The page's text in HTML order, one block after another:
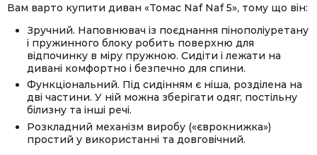
Вам варто купити диван «Томас Naf Naf 5», тому що він:
Зручний. Наповнювач із поєднання пінополіуретану
і пружинного блоку робить поверхню для
відпочинку в міру пружною. Сидіти і лежати на
дивані комфортно і безпечно для спини.
Функціональний. Під сидінням є ніша, розділена на
дві частини. У ній можна зберігати одяг, постільну
білизну та інші речі.
Розкладний механізм виробу («єврокнижка»)
простий у використанні та довговічний.